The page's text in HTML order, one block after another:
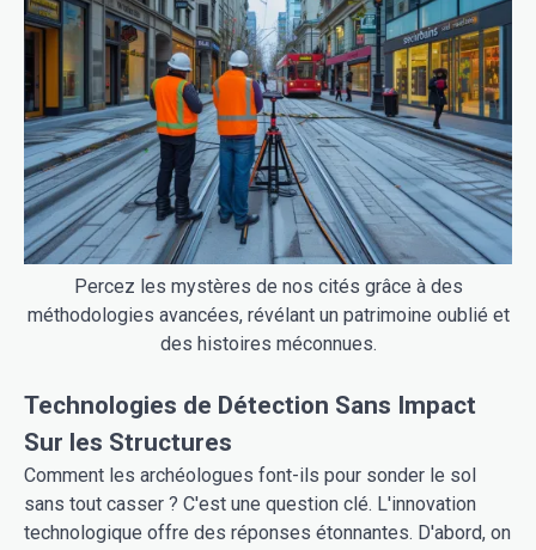
Percez les mystères de nos cités grâce à des
méthodologies avancées, révélant un patrimoine oublié et
des histoires méconnues.
Technologies de Détection Sans Impact
Sur les Structures
Comment les archéologues font-ils pour sonder le sol
sans tout casser ? C'est une question clé. L'innovation
technologique offre des réponses étonnantes. D'abord, on